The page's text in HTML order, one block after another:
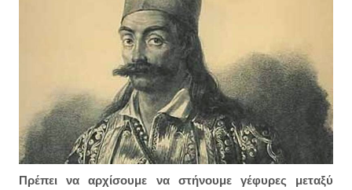
Πρέπει να αρχίσουμε να στήνουμε γέφυρες μεταξύ